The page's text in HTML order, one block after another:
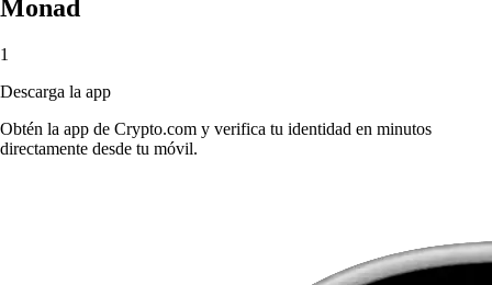
Monad
1
Descarga la app
Obtén la app de Crypto.com y verifica tu identidad en minutos
directamente desde tu móvil.